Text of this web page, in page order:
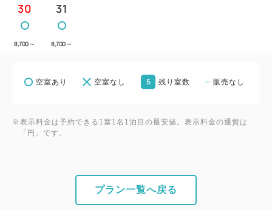
30
8,700 ～
31
8,700 ～
空室あり 空室なし 5 残り室数 販売なし
※表示料金は予約できる1室1名1泊目の最安値。表示料金の通貨は
「円」です。
プラン一覧へ戻る